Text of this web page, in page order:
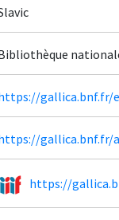
gallica.bnf.fr/
gallica.bnf.fr/
https://